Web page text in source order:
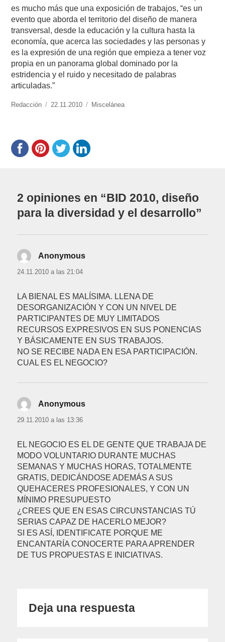
es mucho más que una exposición de trabajos, “es un
evento que aborda el territorio del diseño de manera
transversal, desde la educación y la cultura hasta la
economía, que acerca las sociedades y las personas y
es la expresión de una región que empieza a tener voz
propia en un panorama global dominado por la
estridencia y el ruido y necesitado de palabras
articuladas.”
https://www.experimenta.es/author/redaccion/
Redacción
Publicado
22.11.2010 Categorías
Miscelánea
2 opiniones en “BID 2010, diseño
para la diversidad y el desarrollo”
Anonymous
24.11.2010 a las 21:04
LA BIENAL ES MALÍSIMA. LLENA DE
DESORGANIZACIÓN Y CON UN NIVEL DE
PARTICIPANTES DE MUY LIMITADOS
RECURSOS EXPRESIVOS EN SUS PONENCIAS
Y BÁSICAMENTE EN SUS TRABAJOS.
NO SE RECIBE NADA EN ESA PARTICIPACIÓN.
CUAL ES EL NEGOCIO?
Anonymous
29.11.2010 a las 13:36
EL NEGOCIO ES EL DE GENTE QUE TRABAJA DE
MODO VOLUNTARIO DURANTE MUCHAS
SEMANAS Y MUCHAS HORAS, TOTALMENTE
GRATIS, DEDICÁNDOSE ADEMÁS A SUS
QUEHACERES PROFESIONALES, Y CON UN
MÍNIMO PRESUPUESTO
¿CREES QUE EN ESAS CIRCUNSTANCIAS TÚ
SERIAS CAPAZ DE HACERLO MEJOR?
SI ES ASÍ, IDENTIFICATE PORQUE ME
ENCANTARÍA CONOCERTE PARA APRENDER
DE TUS PROPUESTAS E INICIATIVAS.
Deja una respuesta